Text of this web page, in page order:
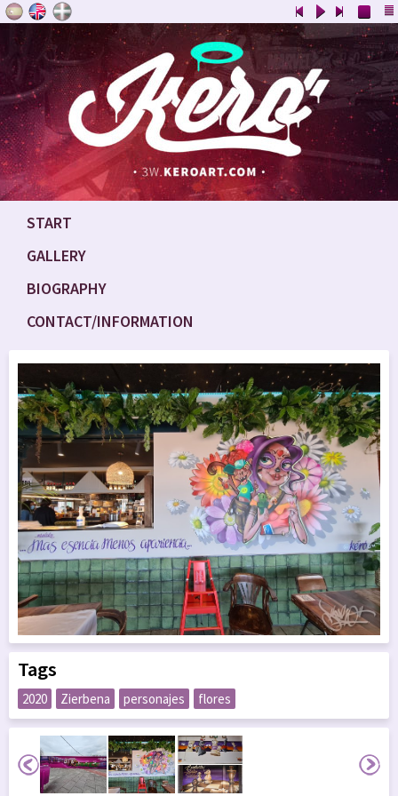
START
GALLERY
BIOGRAPHY
CONTACT/INFORMATION
Tags
2020 Zierbena personajes flores